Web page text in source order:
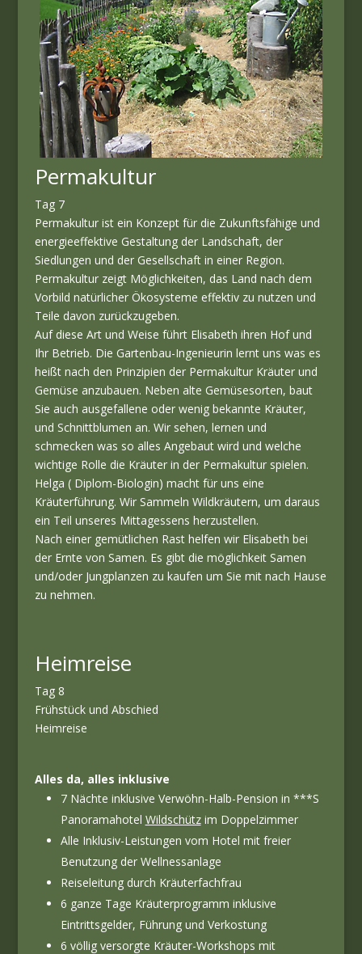
Permakultur
Tag 7
Permakultur ist ein Konzept für die Zukunftsfähige und
energieeffektive Gestaltung der Landschaft, der
Siedlungen und der Gesellschaft in einer Region.
Permakultur zeigt Möglichkeiten, das Land nach dem
Vorbild natürlicher Ökosysteme effektiv zu nutzen und
Teile davon zurückzugeben.
Auf diese Art und Weise führt Elisabeth ihren Hof und
Ihr Betrieb. Die Gartenbau-Ingenieurin lernt uns was es
heißt nach den Prinzipien der Permakultur Kräuter und
Gemüse anzubauen. Neben alte Gemüsesorten, baut
Sie auch ausgefallene oder wenig bekannte Kräuter,
und Schnittblumen an. Wir sehen, lernen und
schmecken was so alles Angebaut wird und welche
wichtige Rolle die Kräuter in der Permakultur spielen.
Helga ( Diplom-Biologin) macht für uns eine
Kräuterführung. Wir Sammeln Wildkräutern, um daraus
ein Teil unseres Mittagessens herzustellen.
Nach einer gemütlichen Rast helfen wir Elisabeth bei
der Ernte von Samen. Es gibt die möglichkeit Samen
und/oder Jungplanzen zu kaufen um Sie mit nach Hause
zu nehmen.
Heimreise
Tag 8
Frühstück und Abschied
Heimreise
Alles da, alles inklusive
7 Nächte inklusive Verwöhn-Halb-Pension in ***S
Panoramahotel Wildschützim Doppelzimmer
Alle Inklusiv-Leistungen vom Hotel mit freier
Benutzung der Wellnessanlage
Reiseleitung durch Kräuterfachfrau
6 ganze Tage Kräuterprogramm inklusive
Eintrittsgelder, Führung und Verkostung
6 völlig versorgte Kräuter-Workshops mit